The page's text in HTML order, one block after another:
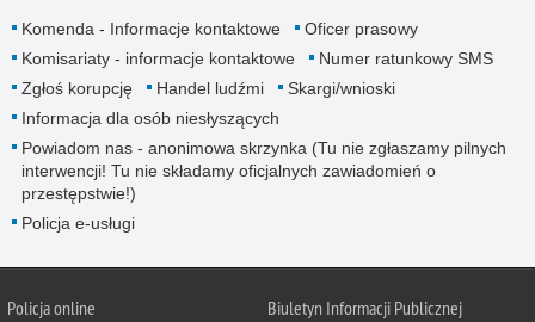
Komenda - Informacje kontaktowe
Oficer prasowy
Komisariaty - informacje kontaktowe
Numer ratunkowy SMS
Zgłoś korupcję
Handel ludźmi
Skargi/wnioski
Informacja dla osób niesłyszących
Powiadom nas - anonimowa skrzynka (Tu nie zgłaszamy pilnych
interwencji! Tu nie składamy oficjalnych zawiadomień o
przestępstwie!)
Policja e-usługi
Policja online
Biuletyn Informacji Publicznej